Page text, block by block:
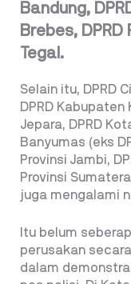
Bandung,
Brebes, DPRD
Tegal.
Selain itu, DPRD
DPRD Kabupaten
Jepara, DPRD
Banyumas (eks
Provinsi Jambi,
Provinsi
juga mengalami
Itu belum
perusakan
dalam